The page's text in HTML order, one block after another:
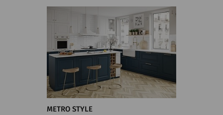
METRO STYLE